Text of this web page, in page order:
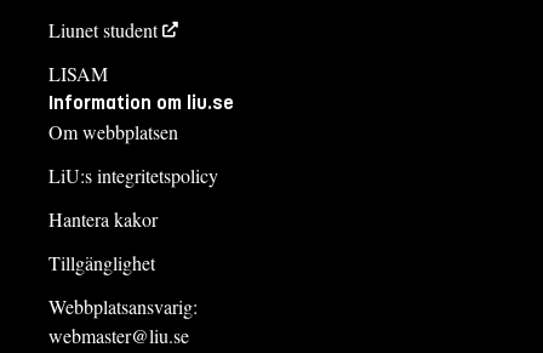
Liunet student
LISAM
Information om liu.se
Om webbplatsen
LiU:s integritetspolicy
Hantera kakor
Tillgänglighet
Webbplatsansvarig:
webmaster@liu.se